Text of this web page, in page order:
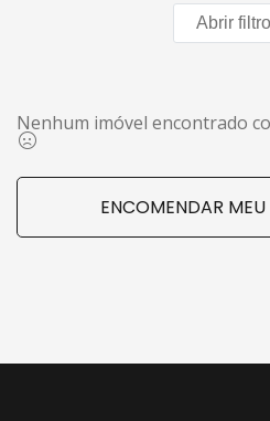
Imóveis favoritosAbrir filtro
Nenhum imóvel encontrado
ENCOMENDAR